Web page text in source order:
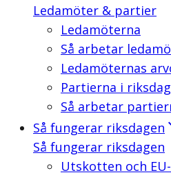
Ledamöter & partier
Ledamöterna
Så arbetar
Ledamöternas
Partierna i
Så arbetar
Så fungerar riksdagen
Så fungerar riksdagen
Utskotten och